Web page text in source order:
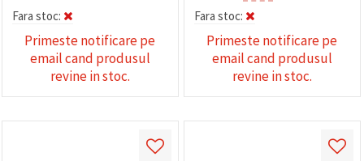
Fara stoc:
Primeste notificare pe
email cand produsul
revine in stoc.
Fara stoc:
Primeste notificare pe
email cand produsul
revine in stoc.